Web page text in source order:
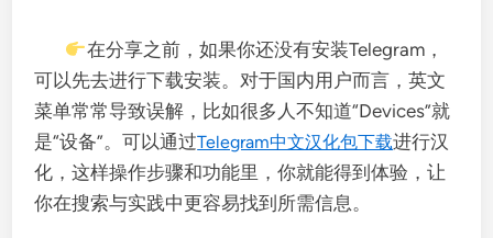
在分享之前，如果你还没有安装Telegram，
可以先去进行下载安装。对于国内用户而言，英文
菜单常常导致误解，比如很多人不知道“Devices”就
是“设备”。可以通过Telegram中文汉化包下载进行汉
化，这样操作步骤和功能里，你就能得到体验，让
你在搜索与实践中更容易找到所需信息。